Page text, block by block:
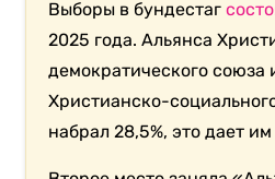
Выборы в бундестаг
2025 года. Альянса
демократического союза
Христианско-
набрал 28,5%, это дает